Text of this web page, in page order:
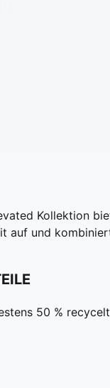
Kollektion
auf und
50 %